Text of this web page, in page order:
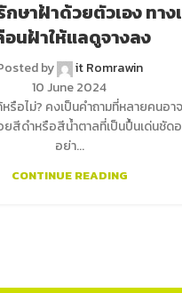
ษาฝ้าด้วยตัวเอง ทาง
อนฝ้าให้แลดูจางลง
by
it Romrawin
10 June 2024
รือไม่? คงเป็นคำถามที่หลายคนอ
ยสีดำหรือสีน้ำตาลที่เป็นปื้นเด่นชัด
อย่า...
CONTINUE READING